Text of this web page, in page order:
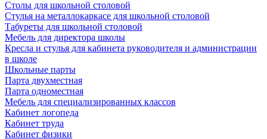
Столы для школьной столовой
Стулья на металлокаркасе для школьной столовой
Табуреты для школьной столовой
Мебель для директора школы
Кресла и стулья для кабинета руководителя и администрации
в школе
Школьные парты
Парта двухместная
Парта одноместная
Мебель для специализированных классов
Кабинет логопеда
Кабинет труда
Кабинет физики